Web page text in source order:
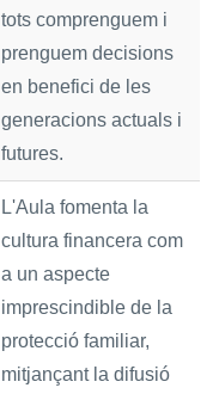
tots comprenguem i
prenguem decisions
en benefici de les
generacions actuals i
futures.
L'Aula fomenta la
cultura financera com
a un aspecte
imprescindible de la
protecció familiar,
mitjançant la difusió